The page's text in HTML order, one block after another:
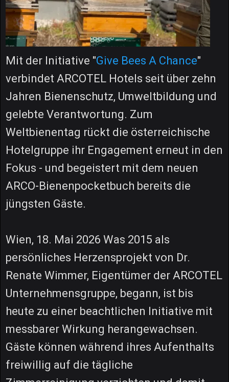
Mit der Initiative "Give Bees A Chance"
verbindet ARCOTEL Hotels seit über zehn
Jahren Bienenschutz, Umweltbildung und
gelebte Verantwortung. Zum
Weltbienentag rückt die österreichische
Hotelgruppe ihr Engagement erneut in den
Fokus - und begeistert mit dem neuen
ARCO-Bienenpocketbuch bereits die
jüngsten Gäste.
Wien, 18. Mai 2026 Was 2015 als
persönliches Herzensprojekt von Dr.
Renate Wimmer, Eigentümer der ARCOTEL
Unternehmensgruppe, begann, ist bis
heute zu einer beachtlichen Initiative mit
messbarer Wirkung herangewachsen.
Gäste können während ihres Aufenthalts
freiwillig auf die tägliche